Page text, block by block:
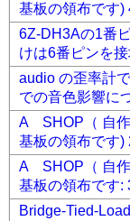
基板の領布です)
6Z-DH3Aの1番
けは6番ピンを
audio の歪率計
での音色影響に
A SHOP（ 自作
基板の領布です)
A SHOP（ 自作
基板の領布です:
Bridge-Tied-